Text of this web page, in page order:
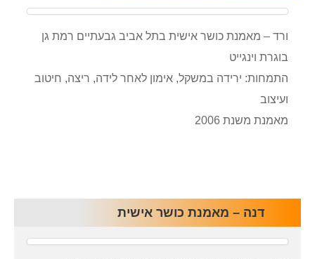
ורד – מאמנת כושר אישית בתל אביב גבעתיים רמת גן
בוגרת וינגייט
התמחות: ירידה במשקל, אימון לאחר לידה, ריצה, חיטוב
ועיצוב
מאמנת משנת 2006
דנה – מאמנת כושר אישית